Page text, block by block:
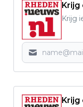
Krijg
Krijg
Krijg